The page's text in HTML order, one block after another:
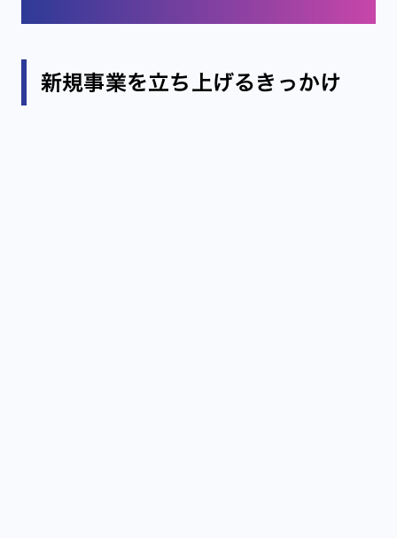
新規事業を立ち上げるきっかけ